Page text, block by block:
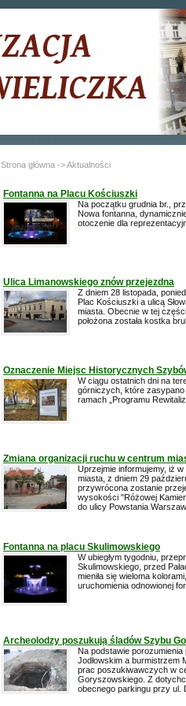
Strona główna -> Aktualności
Fontanna na Placu Kościuszki
Na początku grudnia br.,
Nowa fontanna,
otoczenie dla
Ulica Limanowskiego znów przejezdna
Z dniem 28 listopada,
Plac Kościuszki a ulicą
miasta. Obecnie w tej
położona została kostka
Oznaczenie Miejsc Historycznych
W ciągu ostatnich dni na
górniczych, które zasypano
ramach „Programu
Zmiana organizacji ruchu w centrum
Uprzejmie informujemy, iż
miasta, z dniem 29
przywrócona zostanie
wysokości "Różowej
do ulicy Powstania
Fontanna na placu Skulimowskiego
W ubiegłym tygodniu,
Skulimowskiego, przed
mieniła się wieloma
uruchomienia odnowionej
Archeolodzy poszukują śladów Szybu
Na podstawie
Jodłowskim a burmistrzem
prac poszukiwawczych w
Goryszowskiego. Z
obecnego parkingu przy ul.